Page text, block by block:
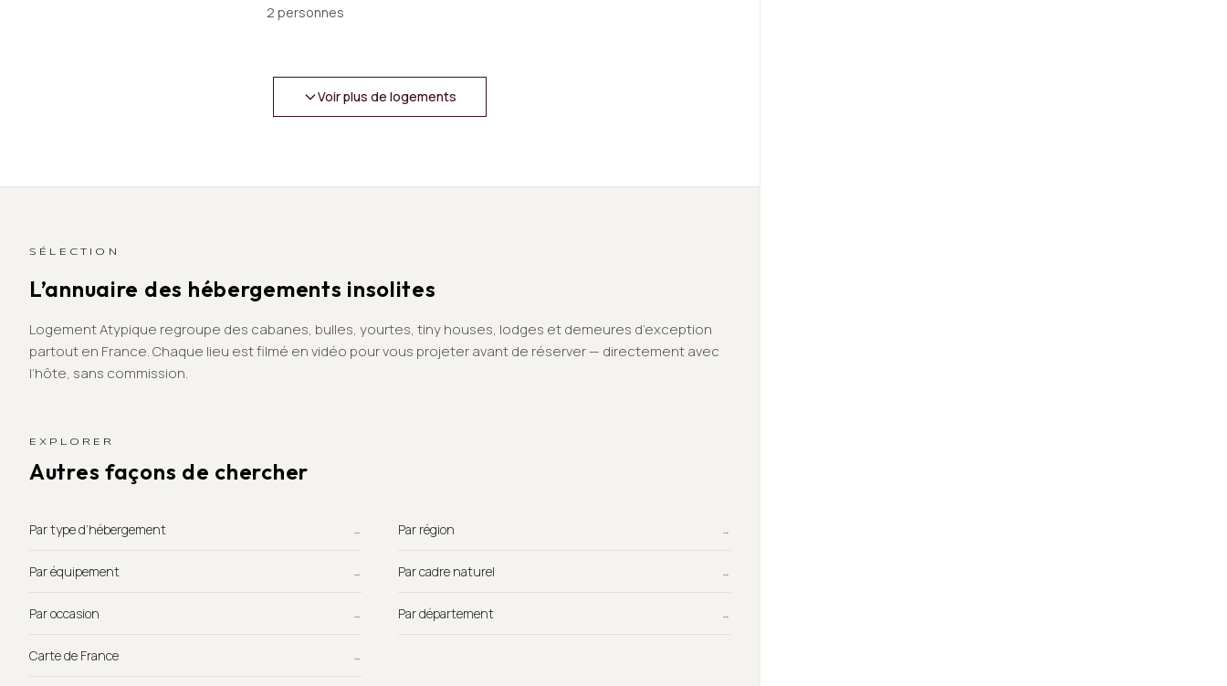
2 personnes
Voir plus de logements
SÉLECTION
L’annuaire des hébergements insolites
Logement Atypique regroupe des cabanes, bulles, yourtes, tiny houses, lodges et demeures d’exception
partout en France. Chaque lieu est filmé en vidéo pour vous projeter avant de réserver — directement avec
l’hôte, sans commission.
EXPLORER
Autres façons de chercher
Par type d’hébergement → Par région →
Par équipement → Par cadre naturel →
Par occasion → Par département →
Carte de France →